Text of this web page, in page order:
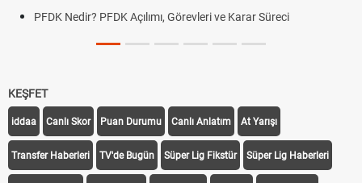
PFDK Nedir? PFDK Açılımı, Görevleri ve Karar Süreci
KEŞFET
iddaa Canlı Skor Puan Durumu Canlı Anlatım At Yarışı
Transfer Haberleri TV'de Bugün Süper Lig Fikstür Süper Lig Haberleri